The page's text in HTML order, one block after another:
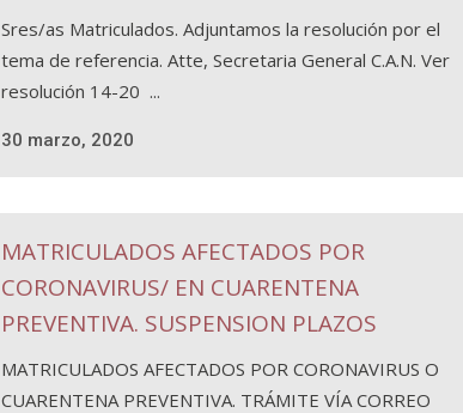
Sres/as Matriculados. Adjuntamos la resolución por el
tema de referencia. Atte, Secretaria General C.A.N. Ver
resolución 14-20 ...
30 marzo, 2020
MATRICULADOS AFECTADOS POR
CORONAVIRUS/ EN CUARENTENA
PREVENTIVA. SUSPENSION PLAZOS
MATRICULADOS AFECTADOS POR CORONAVIRUS O
CUARENTENA PREVENTIVA. TRÁMITE VÍA CORREO